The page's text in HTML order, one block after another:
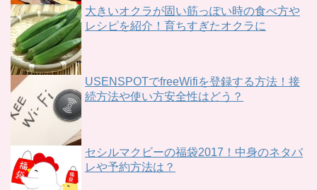
大きいオクラが固い筋っぽい時の食べ方や
レシピを紹介！育ちすぎたオクラに
USENSPOTでfreeWifiを登録する方法！接
続方法や使い方安全性はどう？
セシルマクビーの福袋2017！中身のネタバ
レや予約方法は？